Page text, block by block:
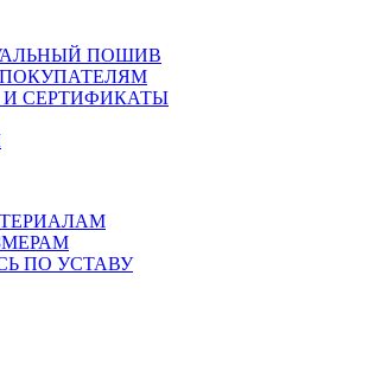
ПОШИВ
СЕРТИФИКАТЫ
ПО УСТАВУ